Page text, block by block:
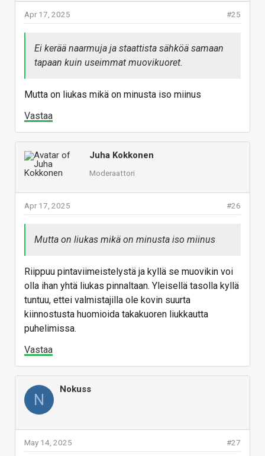
#25
Apr 17, 2025
Ei kerää naarmuja ja staattista sähköä samaan
tapaan kuin useimmat muovikuoret.
Mutta on liukas mikä on minusta iso miinus
Vastaa
Juha Kokkonen
Moderaattori
#26
Apr 17, 2025
Mutta on liukas mikä on minusta iso miinus
Riippuu pintaviimeistelystä ja kyllä se muovikin voi
olla ihan yhtä liukas pinnaltaan. Yleisellä tasolla kyllä
tuntuu, ettei valmistajilla ole kovin suurta
kiinnostusta huomioida takakuoren liukkautta
puhelimissa.
Vastaa
N
Nokuss
#27
May 14, 2025